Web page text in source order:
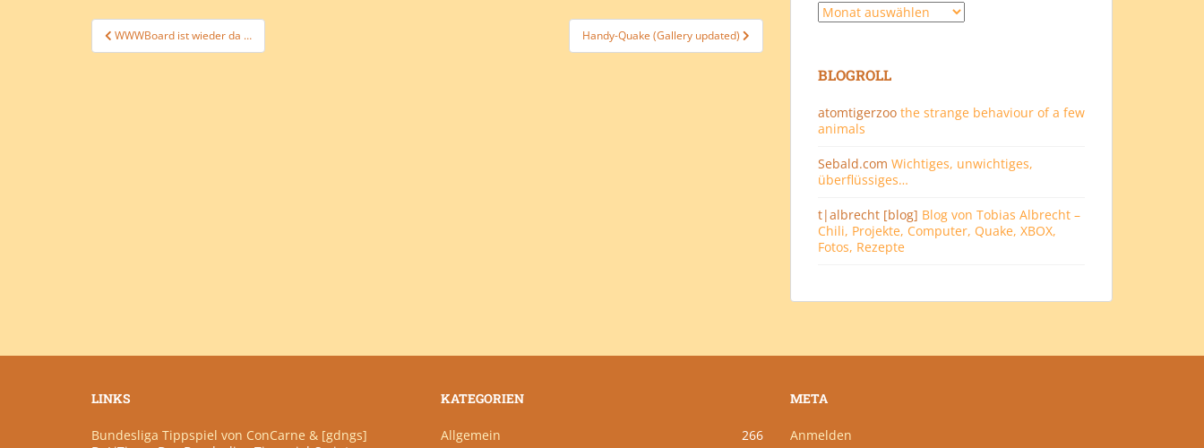
Beitragsnavigation
WWWBoard ist wieder da … Handy-Quake (Gallery updated)
Archiv
BLOGROLL
atomtigerzoo the strange behaviour of a few
animals
Sebald.com Wichtiges, unwichtiges,
überflüssiges…
t|albrecht [blog] Blog von Tobias Albrecht –
Chili, Projekte, Computer, Quake, XBOX,
Fotos, Rezepte
LINKS
Bundesliga Tippspiel von ConCarne & [gdngs]
KATEGORIEN
Allgemein 266
META
Anmelden